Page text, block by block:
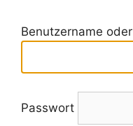
Benutzername
Passwort